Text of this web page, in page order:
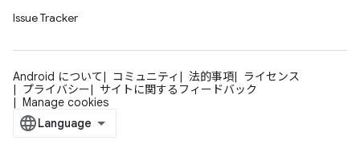
Issue Tracker
Android について コミュニティ 法的事項
ライセンス
プライバシー
サイトに関するフィードバック
Manage cookies